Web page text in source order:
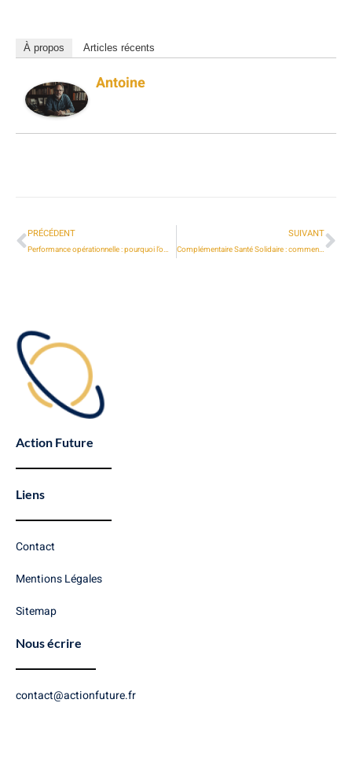
À propos Articles récents
Antoine
PRÉCÉDENT
Performance opérationnelle : pourquoi l’omnicanalité redéfinit la relation client
SUIVANT
Complémentaire Santé Solidaire : comment choisir son organisme gestionnaire ?
Action Future
Liens
Contact
Mentions Légales
Sitemap
Nous écrire
contact@actionfuture.fr